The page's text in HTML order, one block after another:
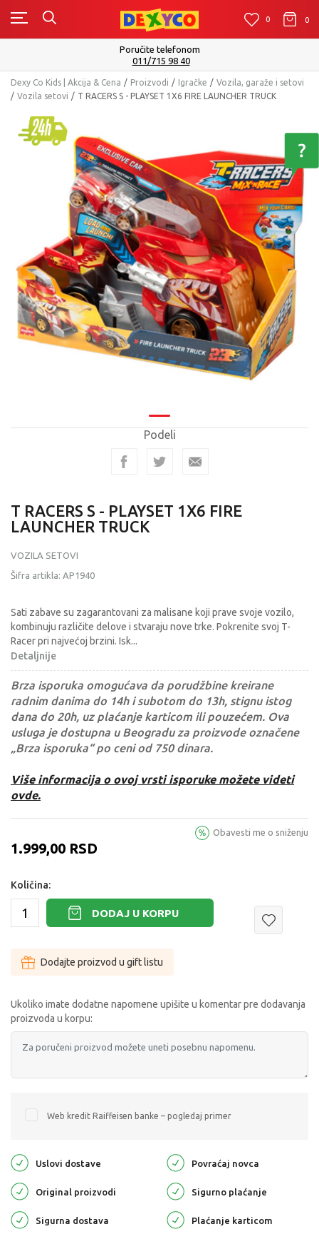
0 0 0
Isporuku možete očekivati u roku od 2 do 4 radna dana!
Pogledaj više
Dexy Co Kids | Akcija & Cena Proizvodi Igračke
Vozila, garaže i setovi
Vozila setovi
T RACERS S - PLAYSET 1X6 FIRE LAUNCHER TRUCK
Podeli
T RACERS S - PLAYSET 1X6 FIRE
LAUNCHER TRUCK
VOZILA SETOVI
Šifra artikla: AP1940
Sati zabave su zagarantovani za malisane koji prave svoje vozilo,
kombinuju različite delove i stvaraju nove trke. Pokrenite svoj T-
Racer pri najvećoj brzini. Isk...
Detaljnije
Brza isporuka omogućava da porudžbine kreirane
radnim danima do 14h i subotom do 13h, stignu istog
dana do 20h, uz plaćanje karticom ili pouzećem. Ova
usluga je dostupna u Beogradu za proizvode označene
„Brza isporuka“ po ceni od 750 dinara.
Više informacija o ovoj vrsti isporuke možete videti
ovde.
1.999,00 RSD
Obavesti me o sniženju
Količina:
DODAJ U KORPU
Dodajte proizvod u gift listu
Ukoliko imate dodatne napomene upišite u komentar pre dodavanja
proizvoda u korpu:
Web kredit Raiffeisen banke – pogledaj primer
Uslovi dostave Povraćaj novca
Original proizvodi Sigurno plaćanje
Sigurna dostava Plaćanje karticom